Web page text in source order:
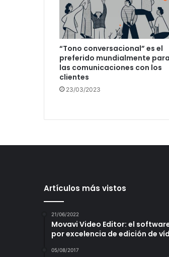
“Tono conversacional” es el
preferido mundialmente para
las comunicaciones con los
clientes
23/03/2023
Artículos más vistos
21/06/2022
Movavi Video Editor: el
por excelencia de edición de
05/08/2017